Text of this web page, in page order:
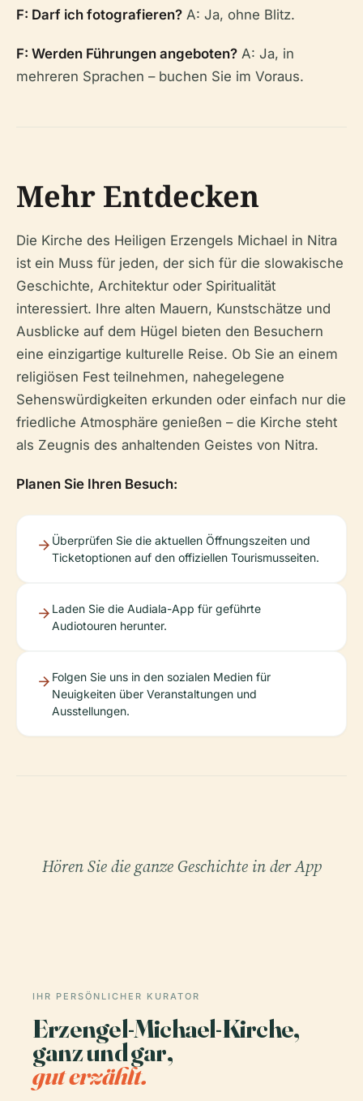
F: Darf ich fotografieren? A: Ja, ohne Blitz.
F: Werden Führungen angeboten? A: Ja, in
mehreren Sprachen – buchen Sie im Voraus.
Mehr Entdecken
Die Kirche des Heiligen Erzengels Michael in Nitra
ist ein Muss für jeden, der sich für die slowakische
Geschichte, Architektur oder Spiritualität
interessiert. Ihre alten Mauern, Kunstschätze und
Ausblicke auf dem Hügel bieten den Besuchern
eine einzigartige kulturelle Reise. Ob Sie an einem
religiösen Fest teilnehmen, nahegelegene
Sehenswürdigkeiten erkunden oder einfach nur die
friedliche Atmosphäre genießen – die Kirche steht
als Zeugnis des anhaltenden Geistes von Nitra.
Planen Sie Ihren Besuch:
Überprüfen Sie die aktuellen Öffnungszeiten und
Ticketoptionen auf den offiziellen Tourismusseiten.
Laden Sie die Audiala-App für geführte
Audiotouren herunter.
Folgen Sie uns in den sozialen Medien für
Neuigkeiten über Veranstaltungen und
Ausstellungen.
Hören Sie die ganze Geschichte in der App
IHR PERSÖNLICHER KURATOR
Erzengel-Michael-Kirche,
ganz und gar,
gut erzählt.